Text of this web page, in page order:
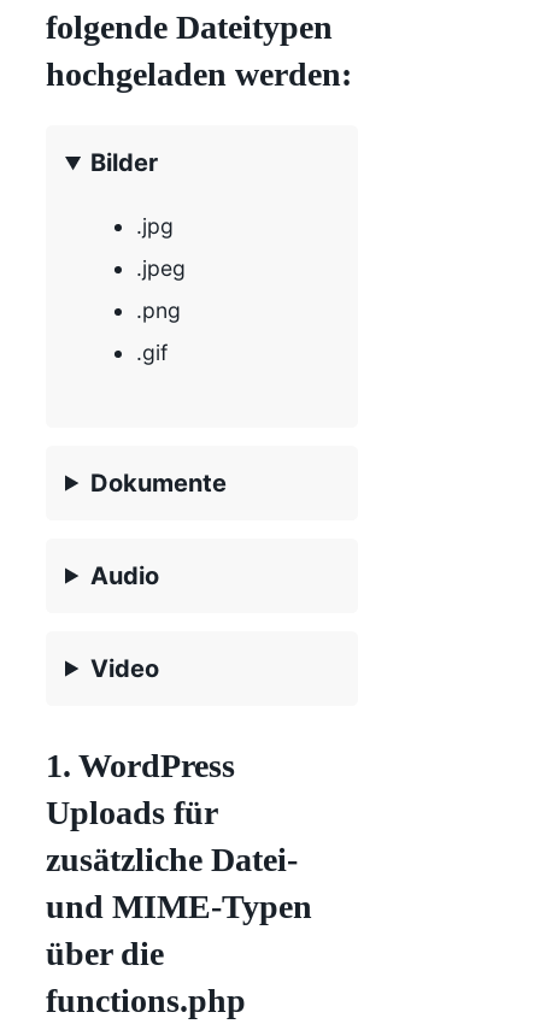
folgende Dateitypen
hochgeladen werden:
Bilder
.jpg
.jpeg
.png
.gif
Dokumente
Audio
Video
1. WordPress
Uploads für
zusätzliche Datei-
und MIME-Typen
über die
functions.php